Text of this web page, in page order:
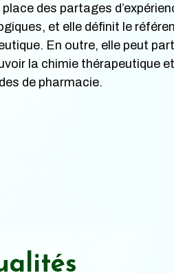
des partages
et elle définit le
En outre, elle peut
la chimie thérapeutique
de pharmacie.